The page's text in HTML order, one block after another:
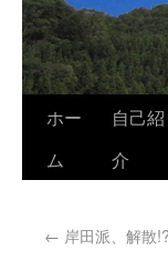
ホー
ム
自己紹
介
← 岸田派、解散!?